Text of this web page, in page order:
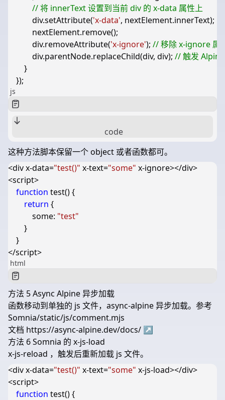
div.setAttribute('x-data', nextElement.innerText);
nextElement.remove();
div.removeAttribute('x-ignore');
div.parentNode.replaceChild(div, div);
}
});
js
code
这种方法脚本保留一个 object 或者函数都可。
<divx-data="test()" x-text="some" x-ignore></div>
<script>
function test(){
return {
some: "test"
}
}
</script>
html
方法 5 Async Alpine 异步加载
函数移动到单独的 js 文件，async-alpine 异步加载。参考
Somnia/static/js/comment.mjs
文档 https://async-alpine.dev/docs/ ↗
方法 6 Somnia 的 x-js-load
x-js-reload ，触发后重新加载 js 文件。
<divx-data="test()" x-text="some" x-js-load></div>
<script>
function test(){